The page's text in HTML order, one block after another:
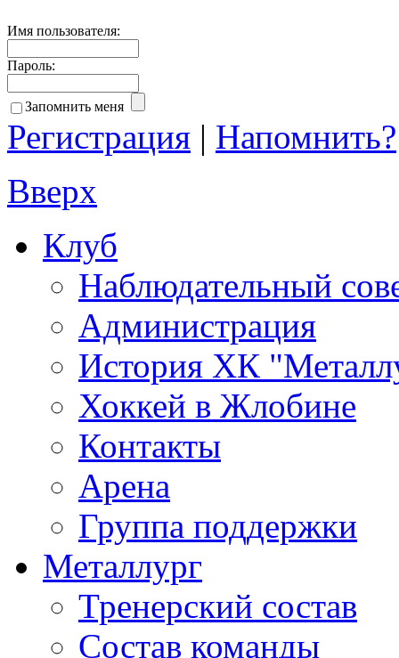
Имя пользователя:
Пароль:
Запомнить меня
Регистрация | Напомнить?
Вверх
Клуб
Наблюдательный
Администрация
История ХК
Хоккей в Жлобине
Контакты
Арена
Группа поддержки
Металлург
Тренерский состав
Состав команды